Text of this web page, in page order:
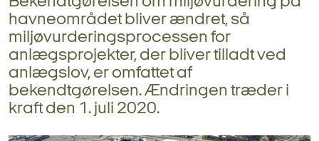
havneområdet bliver ændret, så
miljøvurderingsprocessen for
anlægsprojekter, der bliver tilladt ved
anlægslov, er omfattet af
bekendtgørelsen. Ændringen træder i
kraft den 1. juli 2020.